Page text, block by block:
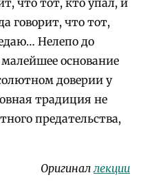
что тот, кто упал, и
говорит, что тот,
Нелепо до
основание
доверии у
традиция не
предательства,
Оригиналлекции